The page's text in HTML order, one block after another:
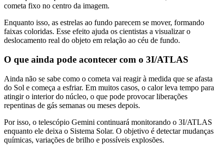
cometa fixo no centro da imagem.
Enquanto isso, as estrelas ao fundo parecem se mover, formando
faixas coloridas. Esse efeito ajuda os cientistas a visualizar o
deslocamento real do objeto em relação ao céu de fundo.
O que ainda pode acontecer com o 3I/ATLAS
Ainda não se sabe como o cometa vai reagir à medida que se afasta
do Sol e começa a esfriar. Em muitos casos, o calor leva tempo para
atingir o interior do núcleo, o que pode provocar liberações
repentinas de gás semanas ou meses depois.
Por isso, o telescópio Gemini continuará monitorando o 3I/ATLAS
enquanto ele deixa o Sistema Solar. O objetivo é detectar mudanças
químicas, variações de brilho e possíveis explosões.